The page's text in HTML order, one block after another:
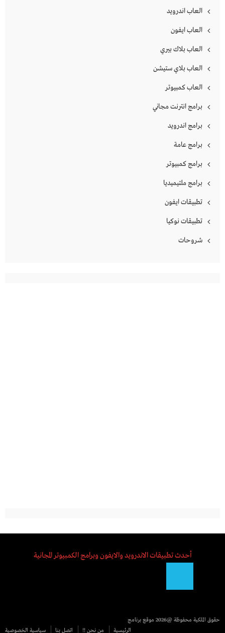
العاب اندرويد
العاب ايفون
العاب بلاك بيري
العاب بلاي ستيشن
العاب كمبيوتر
برامج انترنت مجاني
برامج اندرويد
برامج عامة
برامج كمبيوتر
برامج ملتيميديا
تطبيقات ايفون
تطبيقات نوكيا
شروحات
أحدث تطبيقات الاندرويد والايفون وبرامج الكمبيوتر المجانية
حقوق الملكية محفوظة @2026
موقع برنامج
الرئيسية
من نحن !! اتصل بنا سياسية الخصوصية